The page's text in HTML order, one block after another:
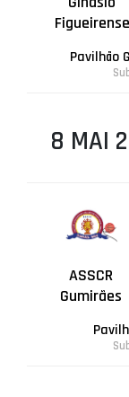
Figueirense
Pavilhão
8 MAI
ASSCR
Gumirães